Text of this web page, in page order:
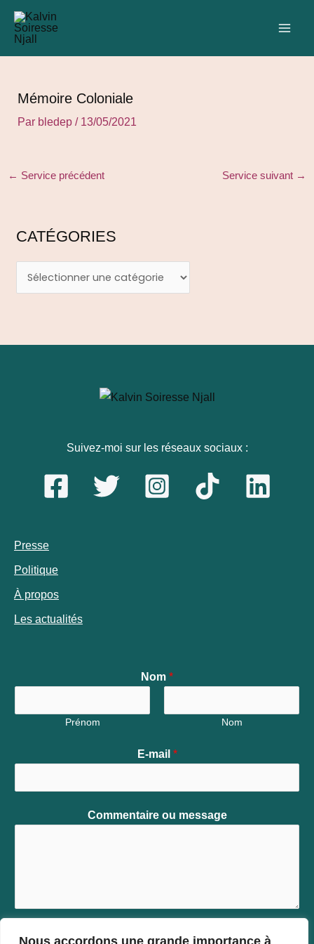
Nous accordons une grande importance à
Aller
contenu
Mémoire Coloniale
Par bledep / 13/05/2021
Navigation
des
articles
← Service précédent Service suivant →
CATÉGORIES
C
a
Suivez-moi sur les réseaux sociaux :
Presse
Politique
À propos
Les actualités
Nom *
Prénom Nom
E-mail *
Commentaire ou message